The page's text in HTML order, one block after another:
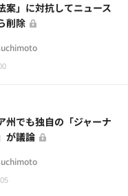
案」に対抗してニュース
削除
州でも独自の「ジャーナ
が議論